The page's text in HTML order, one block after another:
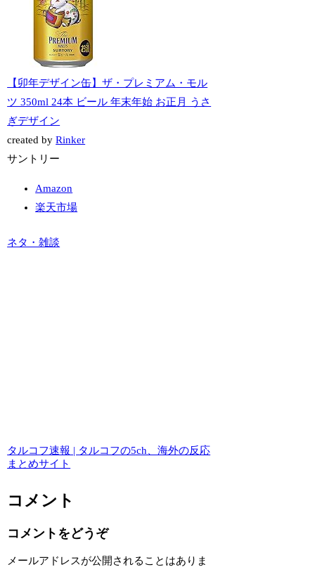
【卯年デザイン缶】ザ・プレミアム・モル
ツ 350ml 24本 ビール 年末年始 お正月 うさ
ぎデザイン
created byRinker
サントリー
Amazon
楽天市場
ネタ・雑談
タルコフ速報 | タルコフの5ch、海外の反応
まとめサイト
コメント
コメントをどうぞ
メールアドレスが公開されることはありま